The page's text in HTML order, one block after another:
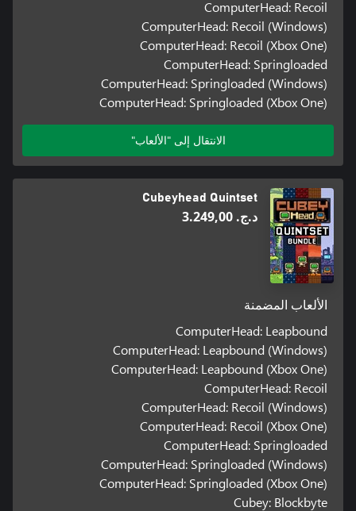
ComputerHead: Recoil
ComputerHead: Recoil (Windows)
ComputerHead: Recoil (Xbox One)
ComputerHead: Springloaded
ComputerHead: Springloaded (Windows)
ComputerHead: Springloaded (Xbox One)
الانتقال إلى "الألعاب"
Cubeyhead Quintset
د.ج.‏ 3.249,00
الألعاب المضمنة
ComputerHead: Leapbound
ComputerHead: Leapbound (Windows)
ComputerHead: Leapbound (Xbox One)
ComputerHead: Recoil
ComputerHead: Recoil (Windows)
ComputerHead: Recoil (Xbox One)
ComputerHead: Springloaded
ComputerHead: Springloaded (Windows)
ComputerHead: Springloaded (Xbox One)
Cubey: Blockbyte